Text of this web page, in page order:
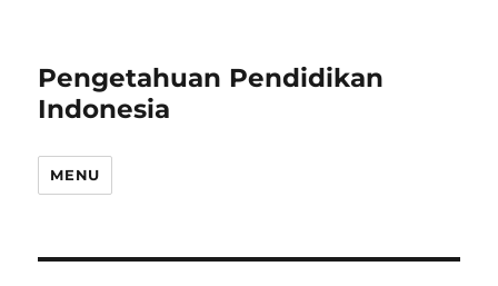
Pengetahuan Pendidikan
Indonesia
MENU